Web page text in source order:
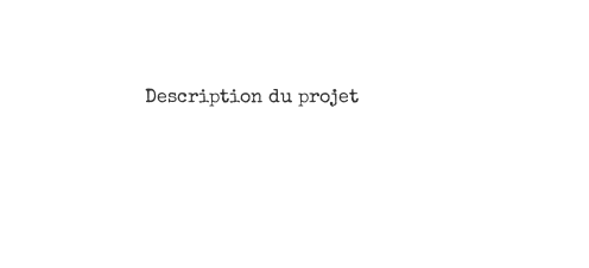
Description du projet